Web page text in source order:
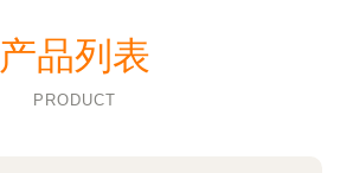
产品列表
PRODUCT